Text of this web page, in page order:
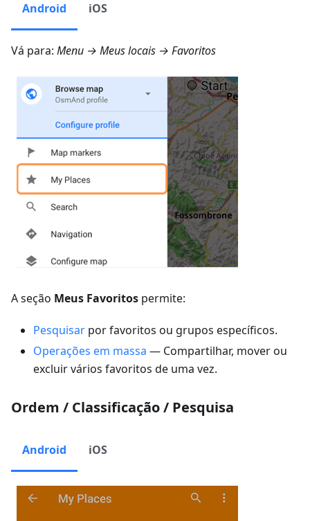
Android iOS
Vá para: Menu → Meus locais → Favoritos
A seção Meus Favoritos permite:
Pesquisar por favoritos ou grupos específicos.
Operações em massa — Compartilhar, mover ou
excluir vários favoritos de uma vez.
Ordem / Classificação / Pesquisa
Android iOS